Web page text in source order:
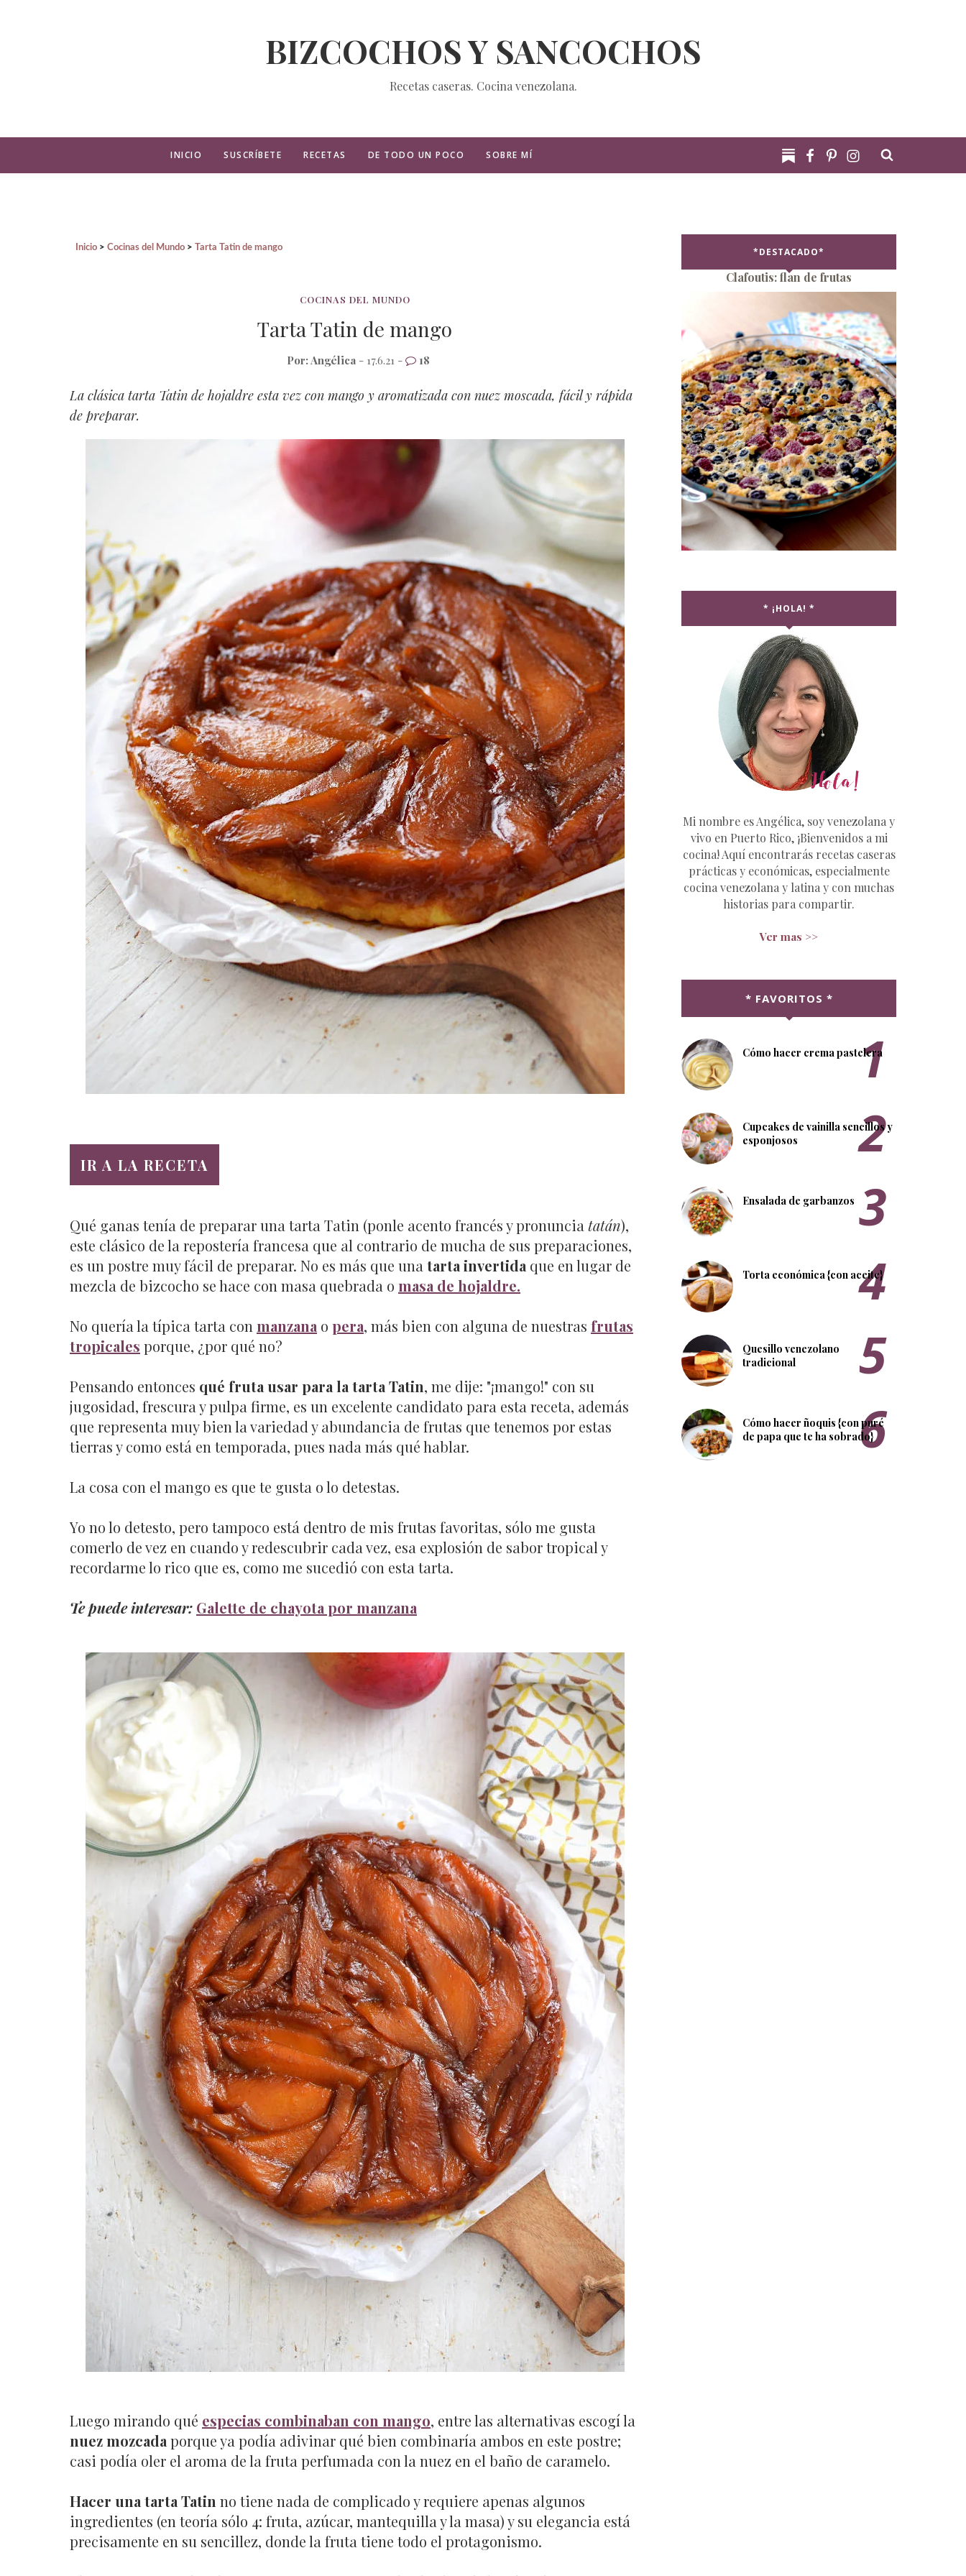
BIZCOCHOS Y SANCOCHOS
Recetas caseras. Cocina venezolana.
INICIO SUSCRÍBETE RECETAS DE TODO UN POCO SOBRE MÍ
Inicio Cocinas del Mundo Tarta Tatin de mango
COCINAS DEL MUNDO
Tarta Tatin de mango
Por:Angélica- 17.6.21 - 18
La clásica tarta Tatin de hojaldre esta vez con mango y aromatizada con nuez moscada, fácil y rápida
de preparar.
IR A LA RECETA
Qué ganas tenía de preparar una tarta Tatin (ponle acento francés y pronuncia tatán),
este clásico de la repostería francesa que al contrario de mucha de sus preparaciones,
es un postre muy fácil de preparar. No es más que una tarta invertida que en lugar de
mezcla de bizcocho se hace con masa quebrada o masa de hojaldre.
No quería la típica tarta con manzana o pera, más bien con alguna de nuestras frutas
tropicales porque, ¿por qué no?
Pensando entonces qué fruta usar para la tarta Tatin, me dije: "¡mango!" con su
jugosidad, frescura y pulpa firme, es un excelente candidato para esta receta, además
que representa muy bien la variedad y abundancia de frutas que tenemos por estas
tierras y como está en temporada, pues nada más qué hablar.
La cosa con el mango es que te gusta o lo detestas.
Yo no lo detesto, pero tampoco está dentro de mis frutas favoritas, sólo me gusta
comerlo de vez en cuando y redescubrir cada vez, esa explosión de sabor tropical y
recordarme lo rico que es, como me sucedió con esta tarta.
Te puede interesar: Galette de chayota por manzana
Luego mirando qué especias combinaban con mango, entre las alternativas escogí la
nuez mozcada porque ya podía adivinar qué bien combinaría ambos en este postre;
casi podía oler el aroma de la fruta perfumada con la nuez en el baño de caramelo.
Hacer una tarta Tatin no tiene nada de complicado y requiere apenas algunos
ingredientes (en teoría sólo 4: fruta, azúcar, mantequilla y la masa) y su elegancia está
precisamente en su sencillez, donde la fruta tiene todo el protagonismo.
*DESTACADO*
Clafoutis: flan de frutas
* ¡HOLA! *
Mi nombre es Angélica, soy venezolana y
vivo en Puerto Rico, ¡Bienvenidos a mi
cocina! Aquí encontrarás recetas caseras
prácticas y económicas, especialmente
cocina venezolana y latina y con muchas
historias para compartir.
Ver mas >>
* FAVORITOS *
Cómo hacer crema pastelera
Cupcakes de vainilla sencillos y
esponjosos
Ensalada de garbanzos
Torta económica {con aceite}
Quesillo venezolano
tradicional
Cómo hacer ñoquis {con puré
de papa que te ha sobrado}